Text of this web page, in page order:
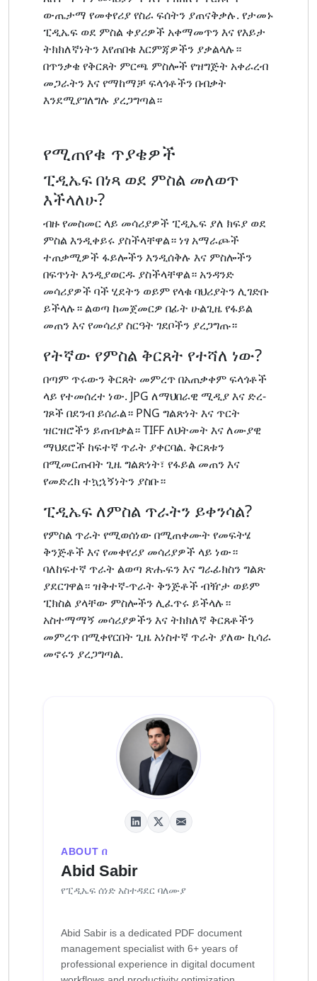
ውጤታማ የመቀየሪያ የስራ ፍሰትን ያጠናቅቃሉ. የታመኑ
ፒዲኤፍ ወደ ምስል ቀያሪዎች አቀማመጥን እና የእይታ
ትክክለኛነትን እየጠበቁ እርምጃዎችን ያቃልላሉ።
በጥንቃቄ የቅርጸት ምርጫ ምስሎች የዝግጅት አቀራረብ
መጋራትን እና የማከማቻ ፍላጎቶችን በብቃት
እንደሚያገለግሉ ያረጋግጣል።
የሚጠየቁ ጥያቄዎች
ፒዲኤፍ በነጻ ወደ ምስል መለወጥ
እችላለሁ?
ብዙ የመስመር ላይ መሳሪያዎች ፒዲኤፍ ያለ ክፍያ ወደ
ምስል እንዲቀይሩ ያስችላቸዋል። ነፃ አማራጮች
ተጠቃሚዎች ፋይሎችን እንዲሰቅሉ እና ምስሎችን
በፍጥነት እንዲያወርዱ ያስችላቸዋል። አንዳንድ
መሳሪያዎች ባች ሂደትን ወይም የላቁ ባህሪያትን ሊገድቡ
ይችላሉ። ልወጣ ከመጀመርዎ በፊት ሁልጊዜ የፋይል
መጠን እና የመሳሪያ ስርዓት ገደቦችን ያረጋግጡ።
የትኛው የምስል ቅርጸት የተሻለ ነው?
በጣም ጥሩውን ቅርጸት መምረጥ በአጠቃቀም ፍላጎቶች
ላይ የተመሰረተ ነው. JPG ለማህበራዊ ሚዲያ እና ድረ-
ገጾች በደንብ ይሰራል። PNG ግልጽነት እና ጥርት
ዝርዝሮችን ይጠብቃል። TIFF ለህትመት እና ለሙያዊ
ማህደሮች ከፍተኛ ጥራት ያቀርባል. ቅርጸቱን
በሚመርጡበት ጊዜ ግልጽነት፣ የፋይል መጠን እና
የመድረክ ተኳኋኝነትን ያስቡ።
ፒዲኤፍ ለምስል ጥራትን ይቀንሳል?
የምስል ጥራት የሚወሰነው በሚጠቀሙት የመፍትሄ
ቅንጅቶች እና የመቀየሪያ መሳሪያዎች ላይ ነው።
ባለከፍተኛ ጥራት ልወጣ ጽሑፍን እና ግራፊክስን ግልጽ
ያደርገዋል። ዝቅተኛ-ጥራት ቅንጅቶች ብዥታ ወይም
ፒክስል ያላቸው ምስሎችን ሊፈጥሩ ይችላሉ።
አስተማማኝ መሳሪያዎችን እና ትክክለኛ ቅርጸቶችን
መምረጥ በሚቀየርበት ጊዜ አነስተኛ ጥራት ያለው ኪሳራ
መኖሩን ያረጋግጣል.
ABOUT በ
Abid Sabir
የፒዲኤፍ ሰነድ አስተዳደር ባለሙያ
Abid Sabir is a dedicated PDF document
management specialist with 6+ years of
professional experience in digital document